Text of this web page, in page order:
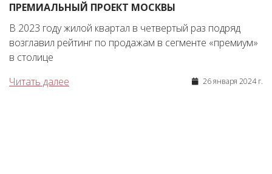
ПРЕМИАЛЬНЫЙ ПРОЕКТ МОСКВЫ
В 2023 году жилой квартал в четвертый раз подряд
возглавил рейтинг по продажам в сегменте «премиум»
в столице
Читать далее
26 января 2024 г.